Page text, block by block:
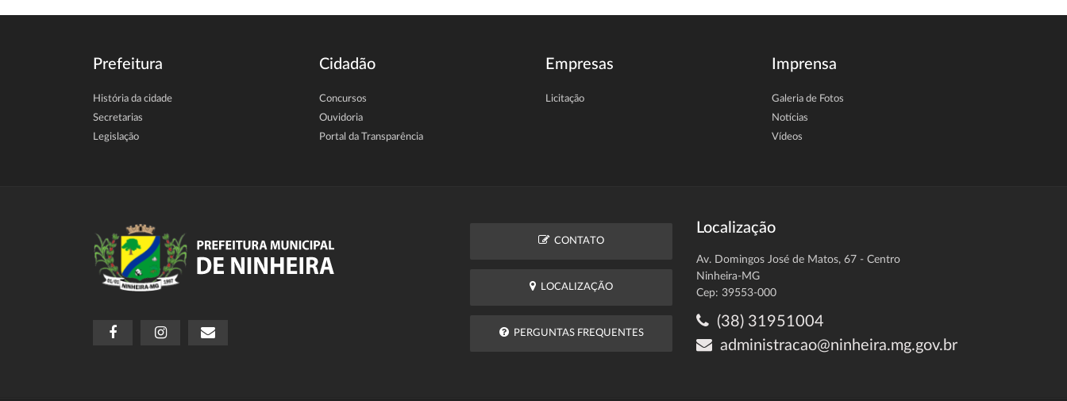
Prefeitura
História da cidade
Secretarias
Legislação
Cidadão
Concursos
Ouvidoria
Portal da Transparência
Empresas
Licitação
Imprensa
Galeria de Fotos
Notícias
Vídeos
CONTATO
LOCALIZAÇÃO
PERGUNTAS FREQUENTES
Localização
Av. Domingos José de Matos, 67 - Centro
Ninheira-MG
Cep: 39553-000
(38) 31951004
administracao@ninheira.mg.gov.br